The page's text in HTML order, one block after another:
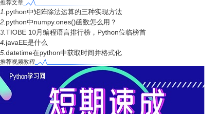
推荐文章
1. python中矩阵除法运算的三种实现方法
2. python中numpy.ones()函数怎么用？
3. TIOBE 10月编程语言排行榜，Python位临榜首
4. javaEE是什么
5. datetime在python中获取时间并格式化
推荐视频教程